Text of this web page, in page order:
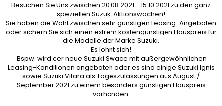
Besuchen Sie Uns zwischen 20.08.2021 - 15.10.2021 zu den ganz
speziellen Suzuki Aktionswochen!
Sie haben die Wahl zwischen sehr günstigen Leasing-Angeboten
oder sichern Sie sich einen extrem kostengünstigen Hauspreis für
die Modelle der Marke Suzuki.
Es lohnt sich!
Bspw. wird der neue Suzuki Swace mit außergewöhnlichen
Leasing-Konditionen angeboten oder es sind einige Suzuki Ignis
sowie Suzuki Vitara als Tageszulassungen aus August /
September 2021 zu einem besonders günstigen Hauspreis
vorhanden.